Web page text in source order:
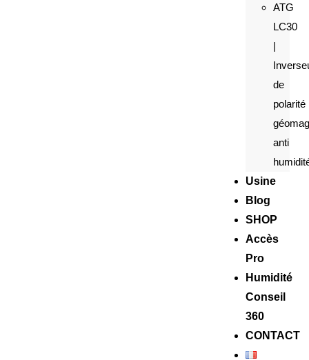
ATG
LC30
|
de
polarité
anti
Usine
Blog
SHOP
Accès
Pro
Humidité
Conseil
360
CONTACT